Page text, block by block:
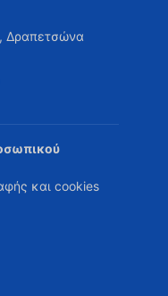
Δραπετσώνα
και cookies